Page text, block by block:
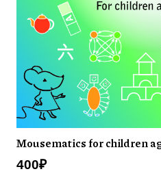
Mousematics for children
400₽